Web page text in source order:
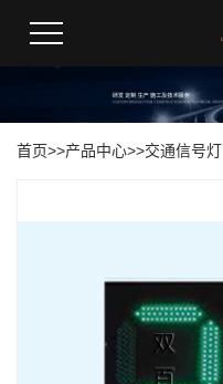
首页>>产品中心>>交通信号灯